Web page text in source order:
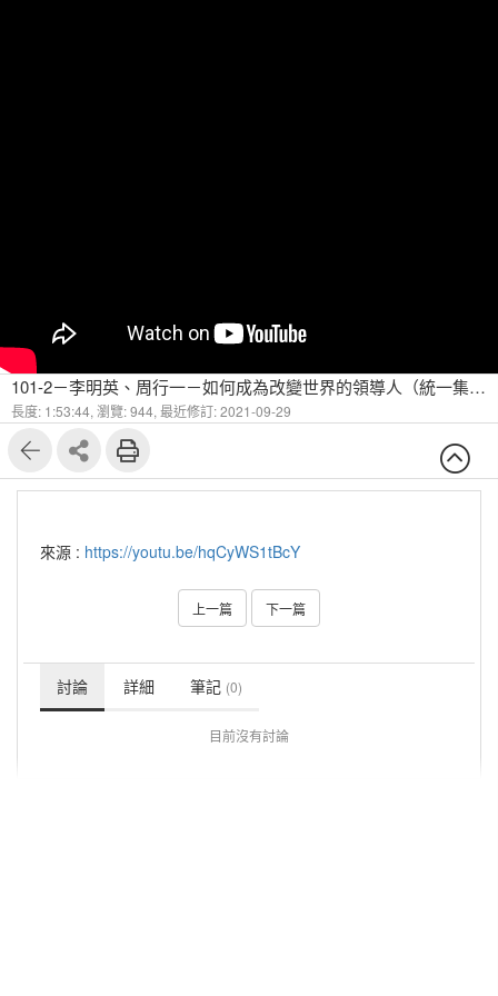
101-2－李明英、周行一－如何成為改變世界的領導人（統一集團林蒼生總裁）
長度: 1:53:44, 瀏覽: 944, 最近修訂: 2021-09-29
來源 : https://youtu.be/hqCyWS1tBcY
上一篇 下一篇
討論 詳細 筆記 (0)
目前沒有討論